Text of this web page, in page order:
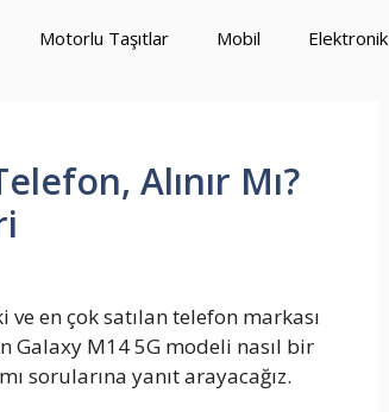
Motorlu Taşıtlar Mobil Elektronik
Alınır Mı?
ve en çok satılan telefon markası
Galaxy M14 5G modeli nasıl bir
sorularına yanıt arayacağız.